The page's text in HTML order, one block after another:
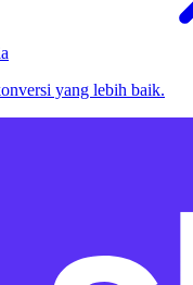
yang lebih baik.